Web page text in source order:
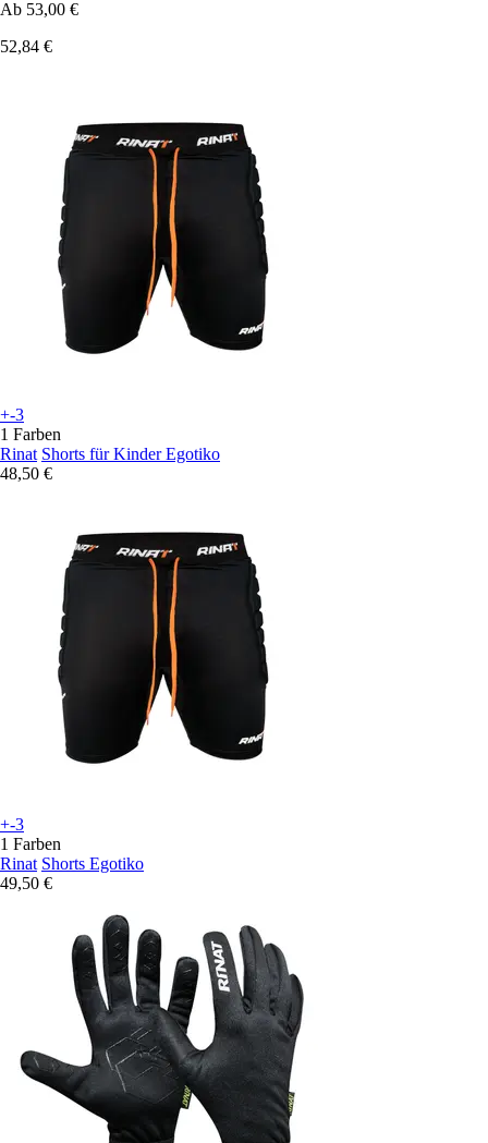
Ab 53,00 €
52,84 €
+-3
1 Farben
Rinat Shorts für Kinder Egotiko
48,50 €
+-3
1 Farben
Rinat Shorts Egotiko
49,50 €